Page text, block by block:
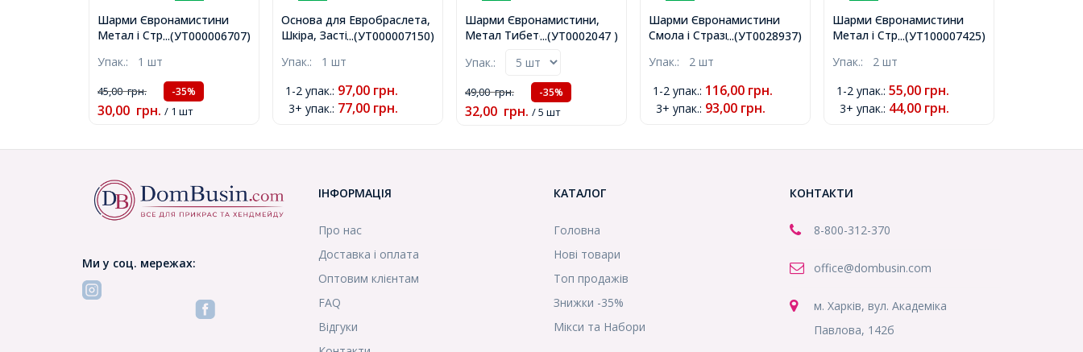
...(УТ000006707)
Шарми Євронамистини
Метал і Стрази, Рондель,
Колір Страз: Безбарвний,
Розмір: 14х12мм, Отвір
6мм, (УТ000006707)
Упак.: 1 шт
45,00грн. -35%
30,00 грн. / 1 шт
...(УТ000007150)
Основа для Евробраслета,
Шкіра, Застібка з Латуні,
Довжина 195мм, Товщина
Упак.: 1 шт
1-2 упак.: 97,00 грн.
3+ упак.: 77,00 грн.
...(УТ0002047 )
Шарми Євронамистини,
Метал Тибетського
Античне Срібло, Розмір:
9х13х9мм, Отвір 5мм,
(УТ0002047)
Упак.:
49,00грн. -35%
32,00 грн. / 5 шт
...(УТ0028937)
Шарми Євронамистини
Смола і Стрази, вставка
страз: Різнобарвний,
(УТ0028937)
Упак.: 2 шт
1-2 упак.: 116,00 грн.
3+ упак.: 93,00 грн.
...(УТ100007425)
Шарми Євронамистини
Метал і Стрази Кришталь,
Античне Срібло, Колір
10х9.5мм, Отвір 5мм,
(УТ100007425)
Упак.: 2 шт
1-2 упак.: 55,00 грн.
3+ упак.: 44,00 грн.
Ми у соц. мережах:
ІНФОРМАЦІЯ
Про нас
Доставка і оплата
Оптовим клієнтам
FAQ
Відгуки
КАТАЛОГ
Головна
Нові товари
Топ продажів
Знижки -35%
Мікси та Набори
КОНТАКТИ
8-800-312-370
office@dombusin.com
м. Харків, вул. Академіка
Павлова, 142б